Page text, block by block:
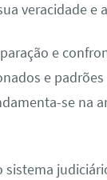
veracidade e
e
e
se na
sistema